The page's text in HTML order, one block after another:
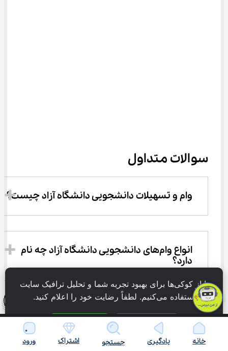
سوالات متداول
وام و تسهیلات دانشجویی دانشگاه آزاد چیست؟
انواع وام‌های دانشجویی دانشگاه آزاد چه نام
دارد؟
شرایط دریافت وام‌های دانشجویی دانشگاه آزاد
چیست؟
خانه یادگیری جستجو اشتراک ورود
ما از کوکی‌ها برای بهبود تجربه شما و تحلیل ترافیک سایت
استفاده می‌کنیم. لطفاً رضایت خود را اعلام کنید.
فقط ضروری پذیرش همه